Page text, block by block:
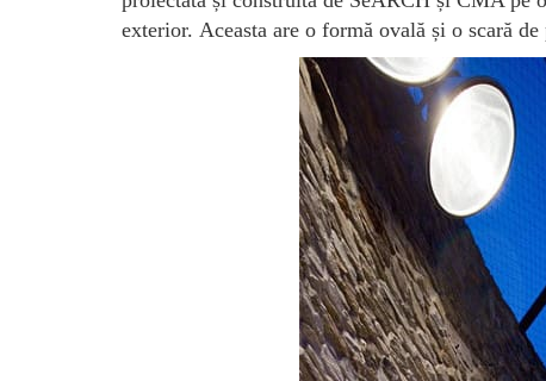
exterior. Aceasta are o formă ovală și o scară